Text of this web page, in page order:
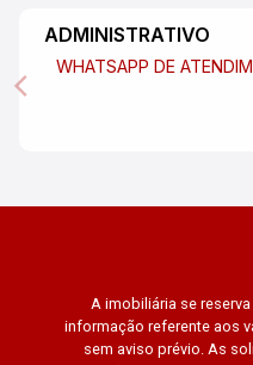
ADMINISTRATIVO
WHATSAPP DE
A imobiliária se
informação referente aos
sem aviso prévio. As